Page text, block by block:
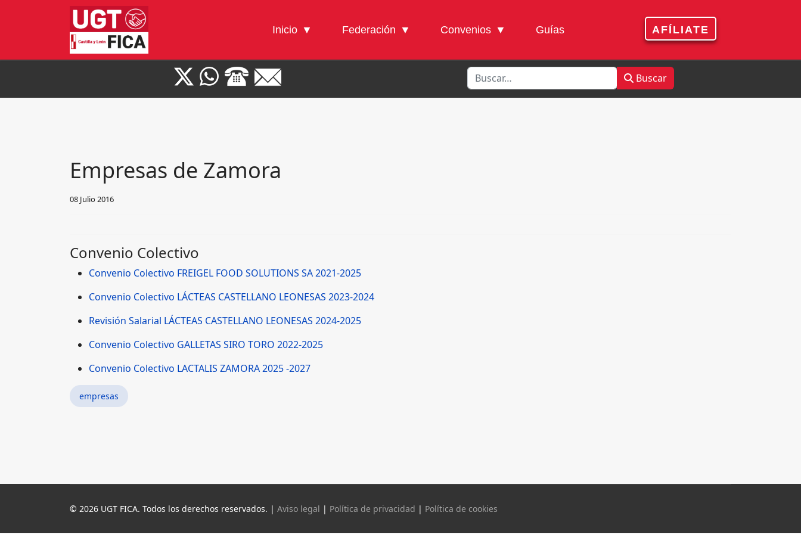
Inicio Federación Convenios Guías AFÍLIATE
Buscar Buscar
Empresas de Zamora
08 Julio 2016
Convenio Colectivo
Convenio Colectivo FREIGEL FOOD SOLUTIONS SA 2021-2025
Convenio Colectivo LÁCTEAS CASTELLANO LEONESAS 2023-2024
Revisión Salarial LÁCTEAS CASTELLANO LEONESAS 2024-2025
Convenio Colectivo GALLETAS SIRO TORO 2022-2025
Convenio Colectivo LACTALIS ZAMORA 2025-2027
empresas
© 2026 UGT FICA. Todos los derechos reservados. | Aviso legal | Política de privacidad | Política de cookies